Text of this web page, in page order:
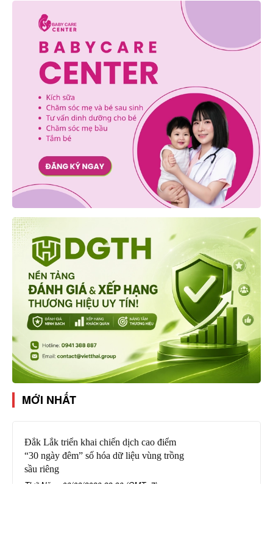
MỚI NHẤT
Đắk Lắk triển khai chiến dịch cao điểm
“30 ngày đêm” số hóa dữ liệu vùng trồng
sầu riêng
Thứ Năm, 06/08/2026 22:36 (GMT+7)